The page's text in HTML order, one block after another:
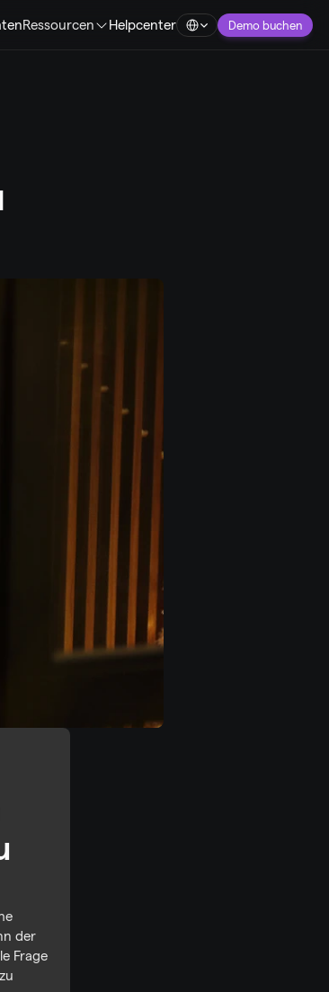
Ressourcen HelpcenterSelect LanguageDemo buchen
der
Frage